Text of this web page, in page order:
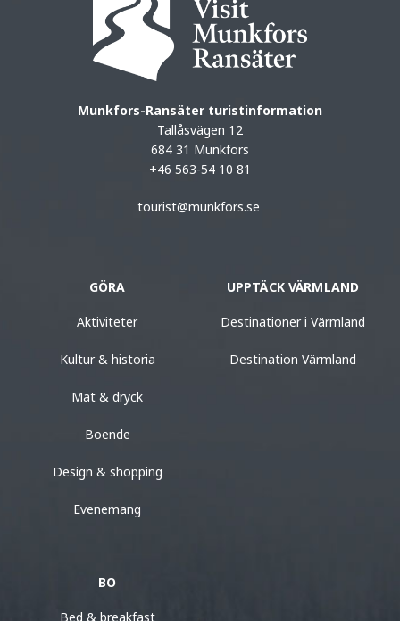
Munkfors-Ransäter turistinformation
Tallåsvägen 12
684 31 Munkfors
+46 563-54 10 81
tourist@munkfors.se
GÖRA
Aktiviteter
Kultur & historia
Mat & dryck
Boende
Design & shopping
Evenemang
UPPTÄCK VÄRMLAND
Destinationer i Värmland
Destination Värmland
BO
Bed & breakfast